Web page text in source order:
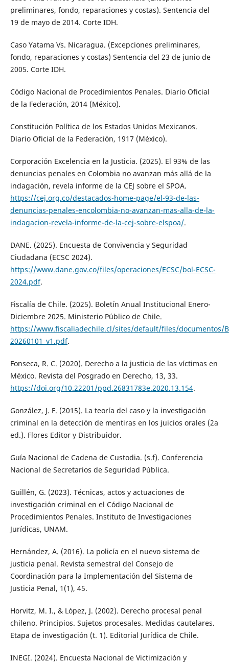
preliminares, fondo, reparaciones y costas). Sentencia del
19 de mayo de 2014. Corte IDH.
Caso Yatama Vs. Nicaragua. (Excepciones preliminares,
fondo, reparaciones y costas) Sentencia del 23 de junio de
2005. Corte IDH.
Código Nacional de Procedimientos Penales. Diario Oficial
de la Federación, 2014 (México).
Constitución Política de los Estados Unidos Mexicanos.
Diario Oficial de la Federación, 1917 (México).
Corporación Excelencia en la Justicia. (2025). El 93% de las
denuncias penales en Colombia no avanzan más allá de la
indagación, revela informe de la CEJ sobre el SPOA.
https://cej.org.co/destacados-home-page/el-93-de-las-
denuncias-penales-encolombia-no-avanzan-mas-alla-de-la-
indagacion-revela-informe-de-la-cej-sobre-elspoa/.
DANE. (2025). Encuesta de Convivencia y Seguridad
Ciudadana (ECSC 2024).
https://www.dane.gov.co/files/operaciones/ECSC/bol-ECSC-
2024.pdf.
Fiscalía de Chile. (2025). Boletín Anual Institucional Enero-
Diciembre 2025. Ministerio Público de Chile.
https://www.fiscaliadechile.cl/sites/default/files/documentos/
20260101_v1.pdf.
Fonseca, R. C. (2020). Derecho a la justicia de las víctimas en
México. Revista del Posgrado en Derecho, 13, 33.
https://doi.org/10.22201/ppd.26831783e.2020.13.154.
González, J. F. (2015). La teoría del caso y la investigación
criminal en la detección de mentiras en los juicios orales (2a
ed.). Flores Editor y Distribuidor.
Guía Nacional de Cadena de Custodia. (s.f). Conferencia
Nacional de Secretarios de Seguridad Pública.
Guillén, G. (2023). Técnicas, actos y actuaciones de
investigación criminal en el Código Nacional de
Procedimientos Penales. Instituto de Investigaciones
Jurídicas, UNAM.
Hernández, A. (2016). La policía en el nuevo sistema de
justicia penal. Revista semestral del Consejo de
Coordinación para la Implementación del Sistema de
Justicia Penal, 1(1), 45.
Horvitz, M. I., & López, J. (2002). Derecho procesal penal
chileno. Principios. Sujetos procesales. Medidas cautelares.
Etapa de investigación (t. 1). Editorial Jurídica de Chile.
INEGI. (2024). Encuesta Nacional de Victimización y